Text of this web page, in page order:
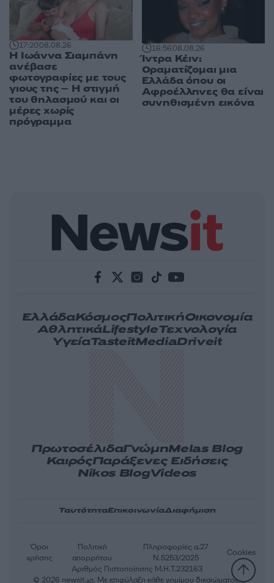
17:2008.08.26
H Ιωάννα Σιαμπάνη
ανέβασε
φωτογραφίες με τους
γιους της – Η στιγμή
του θηλασμού και οι
μέρες χωρίς
πρόγραμμα
16:5608.08.26
Ίντρα Κέιν:
Οραματίζομαι μια
Ελλάδα όπου οι
Αφροέλληνες θα είναι
συνηθισμένη εικόνα
ΕλλάδαΚόσμοςΠολιτικήΟικονομία
ΑθλητικάLifestyleΤεχνολογία
ΥγείαTasteitMediaDriveit
ΠρωτοσέλιδαΓνώμηMelas Blog
ΚαιρόςΠαράξενες Ειδήσεις
Nikos BlogVideos
ΤαυτότηταΕπικοινωνίαΔιαφήμιση
Αριθμός Πιστοποίησης Μ.Η.Τ.232163
Όροι
χρήσης
Πολιτική
απορρήτου
Πληροφορίες α.27
Ν.5253/2025
Cookies
© 2026 newsit.gr. Με επιφύλαξη κάθε νομίμου δικαιώματος.